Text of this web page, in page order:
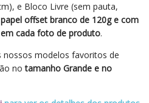
e Bloco Livre (sem pauta,
offset branco de 120g e com
cada foto de produto.
nossos modelos favoritos de
no tamanho Grande e no